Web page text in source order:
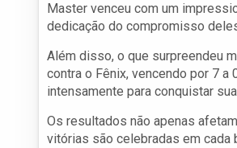
Master venceu com um
dedicação do compromisso
Além disso, o que surpreendeu
contra o Fênix, vencendo por 7
intensamente para conquistar
Os resultados não apenas
vitórias são celebradas em cada